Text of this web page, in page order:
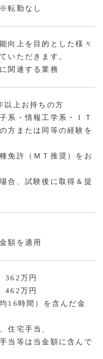
転勤なし
向上を目的とした様々
いただきます。
関連する業務
上お持ちの方
系・情報工学系・ＩＴ
方または同等の経験を
免許（ＭＴ推奨）をお
合、試験後に取得＆提
額を適用
362万円
462万円
16時間）を含んだ金
住宅手当、
当等は当金額に含んで